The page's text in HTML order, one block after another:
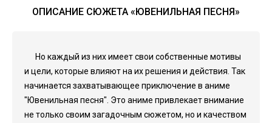
ОПИСАНИЕ СЮЖЕТА «ЮВЕНИЛЬНАЯ ПЕСНЯ»
Но каждый из них имеет свои собственные мотивы
и цели, которые влияют на их решения и действия. Так
начинается захватывающее приключение в аниме
"Ювенильная песня". Это аниме привлекает внимание
не только своим загадочным сюжетом, но и качеством